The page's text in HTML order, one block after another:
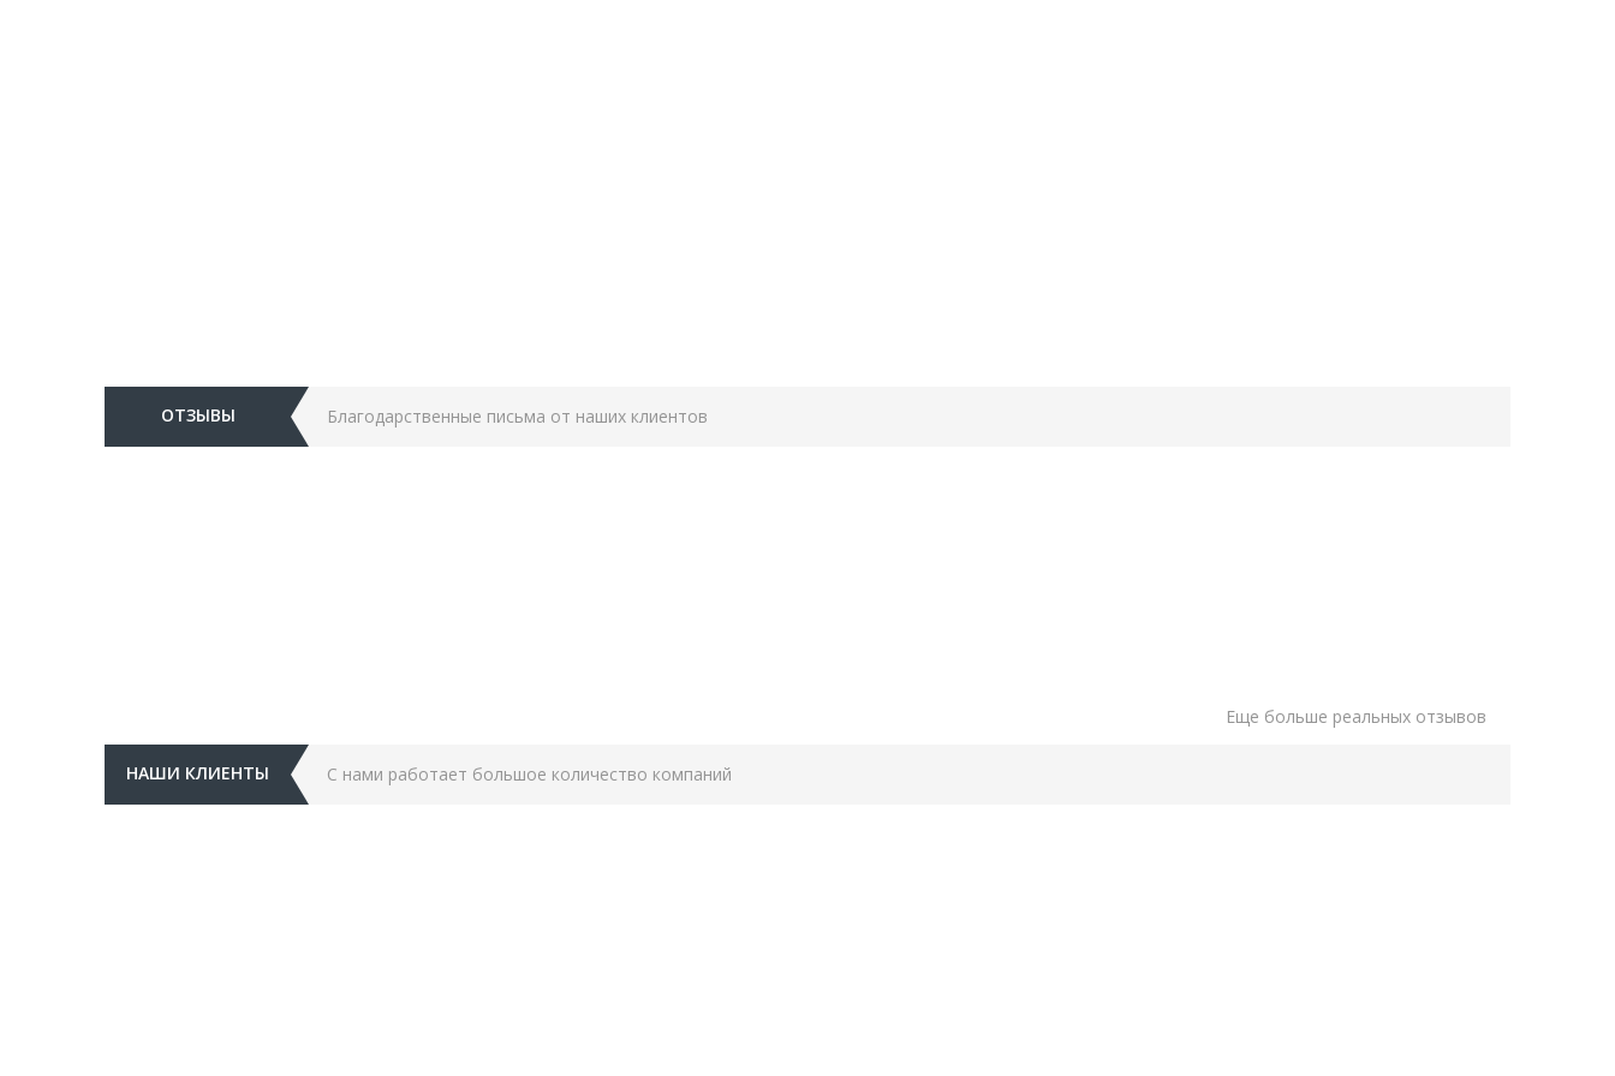
ОТЗЫВЫ Благодарственные письма от наших клиентов
Еще больше реальных отзывов
НАШИ КЛИЕНТЫ С нами работает большое количество компаний